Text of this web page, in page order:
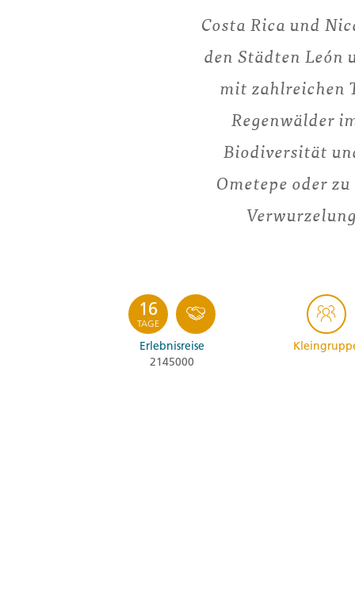
Costa Rica und
den Städten León
mit zahlreichen
Regenwälder
Biodiversität
Ometepe oder
16
TAGE
Erlebnisreise
2145000